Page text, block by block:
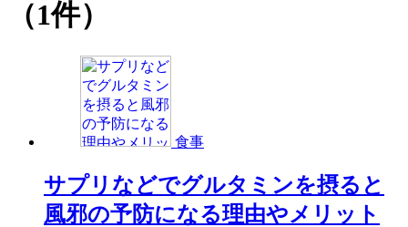
（1件）
食事
サプリなどでグルタミンを摂ると
風邪の予防になる理由やメリット